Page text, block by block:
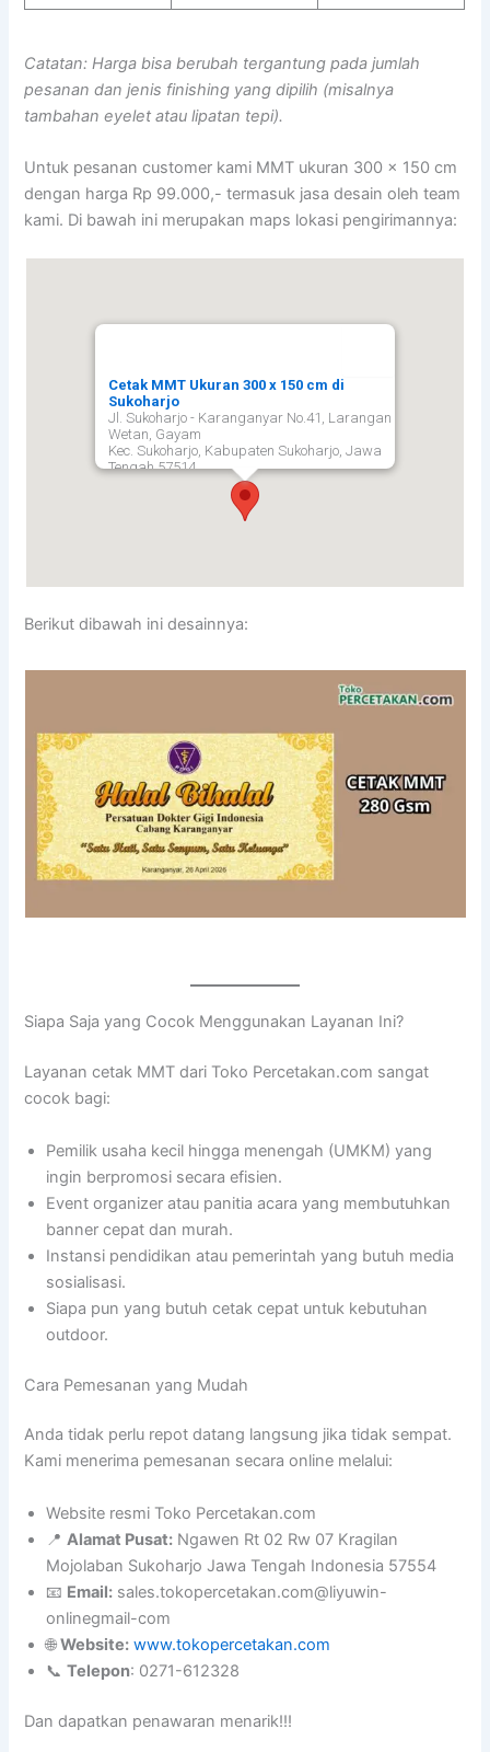
Catatan: Harga bisa berubah tergantung pada jumlah
pesanan dan jenis finishing yang dipilih (misalnya
tambahan eyelet atau lipatan tepi).
Untuk pesanan customer kami MMT ukuran 300 x 150 cm
dengan harga Rp 99.000,- termasuk jasa desain oleh team
kami. Di bawah ini merupakan maps lokasi pengirimannya:
Cetak MMT Ukuran 300 x 150 cm di
Sukoharjo
Jl. Sukoharjo - Karanganyar No.41, Larangan
Wetan, Gayam
Kec. Sukoharjo, Kabupaten Sukoharjo, Jawa
Tengah 57514,
Berikut dibawah ini desainnya:
Siapa Saja yang Cocok Menggunakan Layanan Ini?
Layanan cetak MMT dari Toko Percetakan.com sangat
cocok bagi:
Pemilik usaha kecil hingga menengah (UMKM) yang
ingin berpromosi secara efisien.
Event organizer atau panitia acara yang membutuhkan
banner cepat dan murah.
Instansi pendidikan atau pemerintah yang butuh media
sosialisasi.
Siapa pun yang butuh cetak cepat untuk kebutuhan
outdoor.
Cara Pemesanan yang Mudah
Anda tidak perlu repot datang langsung jika tidak sempat.
Kami menerima pemesanan secara online melalui:
Website resmi Toko Percetakan.com
📍Alamat Pusat: Ngawen Rt 02 Rw 07 Kragilan
Mojolaban Sukoharjo Jawa Tengah Indonesia 57554
📧 Email: sales.tokopercetakan.com@liyuwin-
onlinegmail-com
🌐Website: www.tokopercetakan.com
📞Telepon: 0271-612328
Dan dapatkan penawaran menarik!!!